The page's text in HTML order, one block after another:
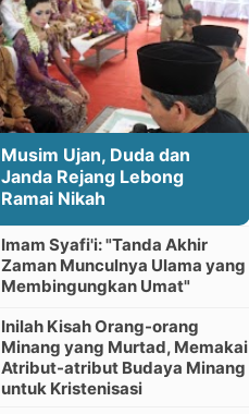
Musim Ujan, Duda dan
Janda Rejang Lebong
Ramai Nikah
Imam Syafi'i: "Tanda Akhir
Zaman Munculnya Ulama yang
Membingungkan Umat"
Inilah Kisah Orang-orang
Minang yang Murtad, Memakai
Atribut-atribut Budaya Minang
untuk Kristenisasi